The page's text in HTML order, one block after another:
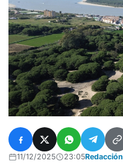
11/12/2025 23:05Redacción